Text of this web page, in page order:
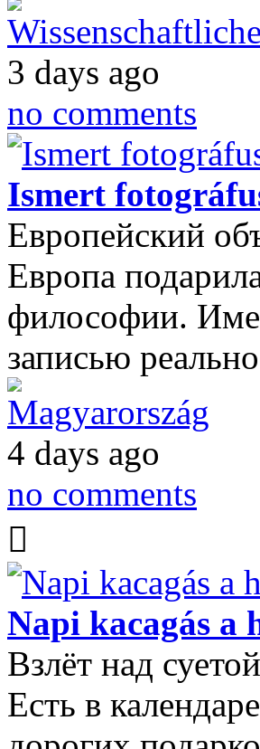
3 days ago
no comments
Ismert
Европейский
Европа
философии.
записью
Magyarország
4 days ago
no comments
Napi kacagás a
Взлёт над
Есть в